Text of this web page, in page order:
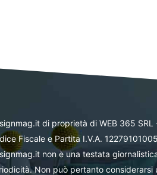
di proprietà di WEB 365
Fiscale e Partita I.V.A. 12279101005
non è una testata
Non può pertanto